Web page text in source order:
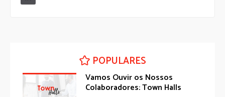
POPULARES
Vamos Ouvir os Nossos
Colaboradores: Town Halls